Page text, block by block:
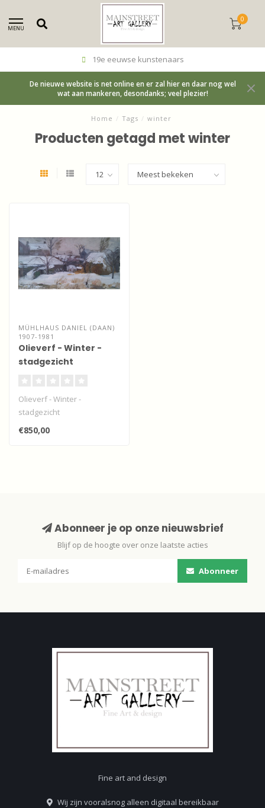
MENU
0
19e eeuwse kunstenaars
De nieuwe website is net online en er zal hier en daar nog wel
wat aan mankeren, desondanks; veel plezier!
Home / Tags / winter
Producten getagd met winter
MÜHLHAUS DANIEL (DAAN)
1907-1981
Olieverf - Winter -
stadgezicht
Olieverf - Winter -
stadgezicht
€850,00
Abonneer je op onze nieuwsbrief
Blijf op de hoogte over onze laatste acties
Abonneer
Fine art and design
Wij zijn vooralsnog alleen digitaal bereikbaar